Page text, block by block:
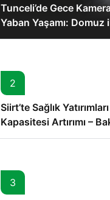
Tunceli’de Gece
Yaban Yaşamı: Domuz
Karede
2
Siirt’te Sağlık
Kapasitesi Artırımı –
Memişoğlu’nun Ziyareti
3